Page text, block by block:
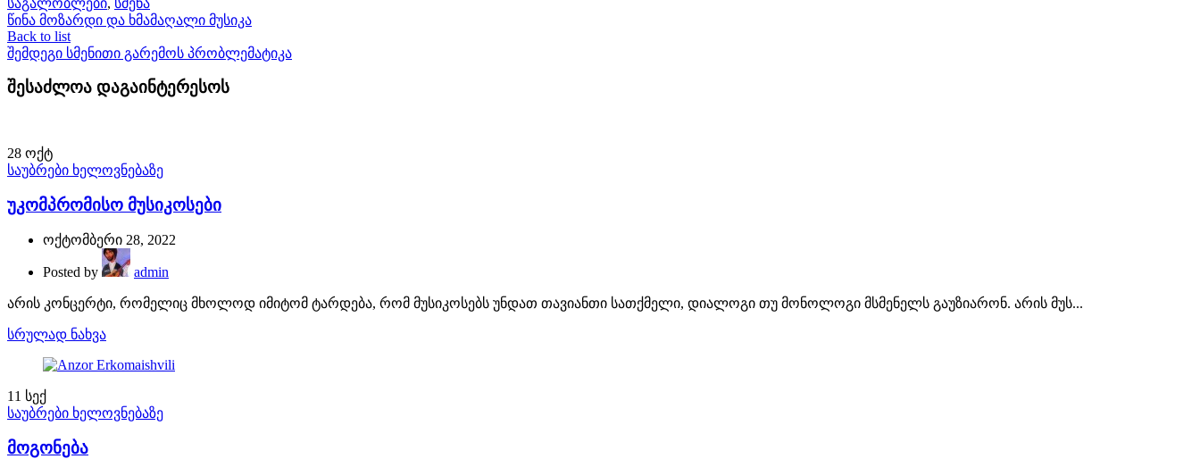
წინა მოზარდი და ხმამაღალი მუსიკა
Back to list
შემდეგი სმენითი გარემოს პრობლემატიკა
შესაძლოა დაგაინტერესოს
28 ოქტ
საუბრები ხელოვნებაზე
უკომპრომისო მუსიკოსები
ოქტომბერი 28, 2022
Posted by admin
არის კონცერტი, რომელიც მხოლოდ იმიტომ ტარდება, რომ მუსიკოსებს უნდათ თავიანთი სათქმელი, დიალოგი თუ მონოლოგი მსმენელს გაუზიარონ. არის მუს...
სრულად ნახვა
11 სექ
საუბრები ხელოვნებაზე
მოგონება